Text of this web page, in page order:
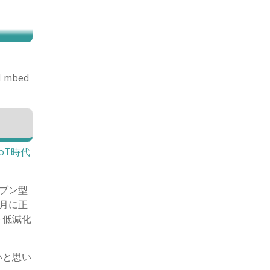
mbed
時代
ン型
に正
減化
思い